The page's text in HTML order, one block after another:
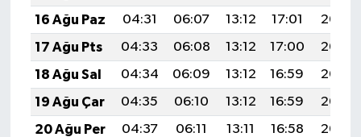
16 Ağu Paz
04:31 06:07 13:12 17:01
20:08
17 Ağu Pts
04:33 06:08 13:12 17:00
20:06
18 Ağu Sal
04:34 06:09 13:12 16:59
20:05
19 Ağu Çar
04:35 06:10 13:12 16:59
20:03
20 Ağu Per
04:37 06:11 13:11 16:58
20:02